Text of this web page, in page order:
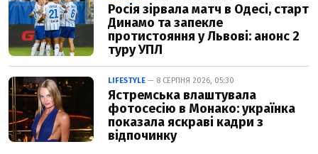
Росія зірвала матч в Одесі, старт
Динамо та запекле
протистояння у Львові: анонс 2
туру УПЛ
LIFESTYLE — 8 СЕРПНЯ 2026, 05:30
Ястремська влаштувала
фотосесію в Монако: українка
показала яскраві кадри з
відпочинку